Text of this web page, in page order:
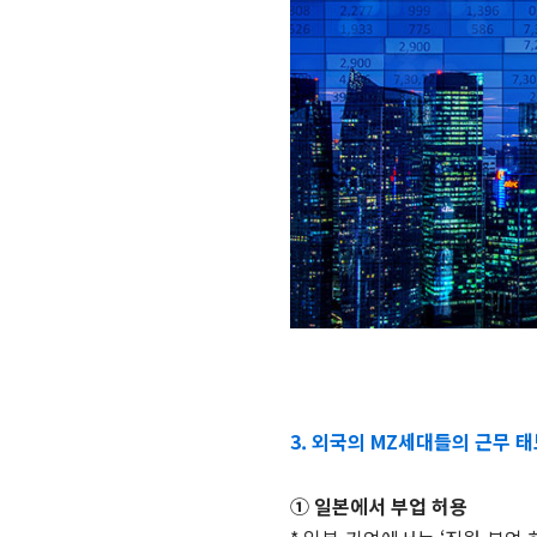
3. 외국의 MZ세대들의 근무
① 일본에서 부업 허용